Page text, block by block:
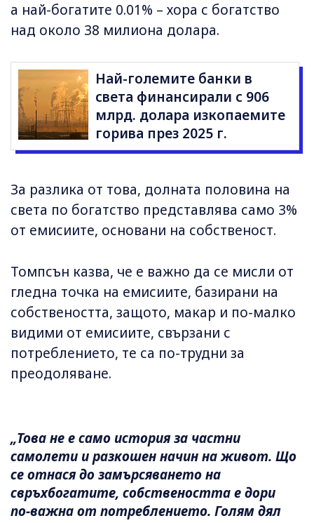
а най-богатите 0.01% – хора с богатство
над около 38 милиона долара.
Най-големите банки в
света финансирали с 906
млрд. долара изкопаемите
горива през 2025 г.
За разлика от това, долната половина на
света по богатство представлява само 3%
от емисиите, основани на собственост.
Томпсън казва, че е важно да се мисли от
гледна точка на емисиите, базирани на
собствеността, защото, макар и по-малко
видими от емисиите, свързани с
потреблението, те са по-трудни за
преодоляване.
„Това не е само история за частни
самолети и разкошен начин на живот. Що
се отнася до замърсяването на
свръхбогатите, собствеността е дори
по-важна от потреблението. Голям дял